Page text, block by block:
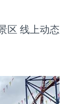
区 线上动态